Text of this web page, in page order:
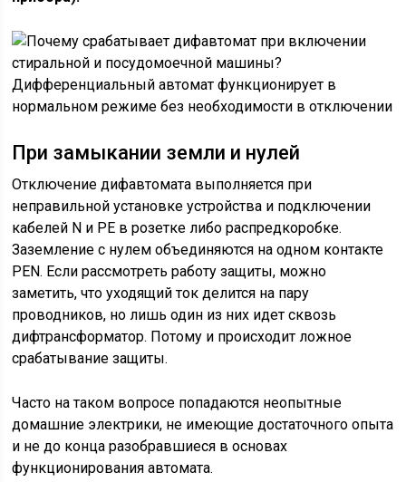
Дифференциальный автомат функционирует в
нормальном режиме без необходимости в отключении
При замыкании земли и нулей
Отключение дифавтомата выполняется при
неправильной установке устройства и подключении
кабелей N и PE в розетке либо распредкоробке.
Заземление с нулем объединяются на одном контакте
PEN. Если рассмотреть работу защиты, можно
заметить, что уходящий ток делится на пару
проводников, но лишь один из них идет сквозь
дифтрансформатор. Потому и происходит ложное
срабатывание защиты.
Часто на таком вопросе попадаются неопытные
домашние электрики, не имеющие достаточного опыта
и не до конца разобравшиеся в основах
функционирования автомата.